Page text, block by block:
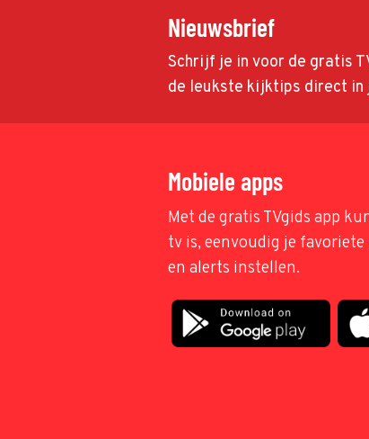
Nieuwsbrief
Schrijf je in voor de gratis
de leukste kijktips direct in
Mobiele apps
Met de gratis TVgids app
tv is, eenvoudig je favoriete
en alerts instellen.